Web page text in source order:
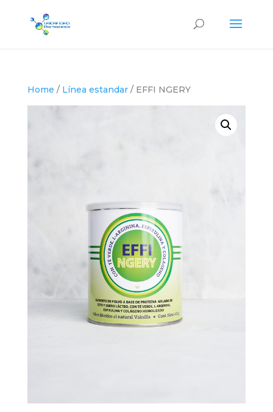
Home / Línea estandar/ EFFI NGERY